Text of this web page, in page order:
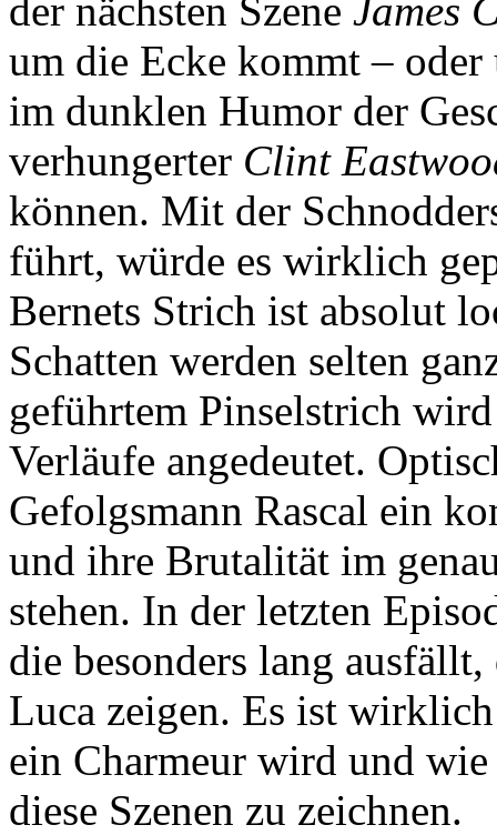
der nächsten Szene James
um die Ecke kommt –
im dunklen Humor der
verhungerter Clint
können. Mit der
führt, würde es wirklich
Bernets Strich ist absolut
Schatten werden selten
geführtem Pinselstrich
Verläufe angedeutet.
Gefolgsmann Rascal ein
und ihre Brutalität im
stehen. In der letzten
die besonders lang
Luca zeigen. Es ist
ein Charmeur wird und
diese Szenen zu zeichnen.